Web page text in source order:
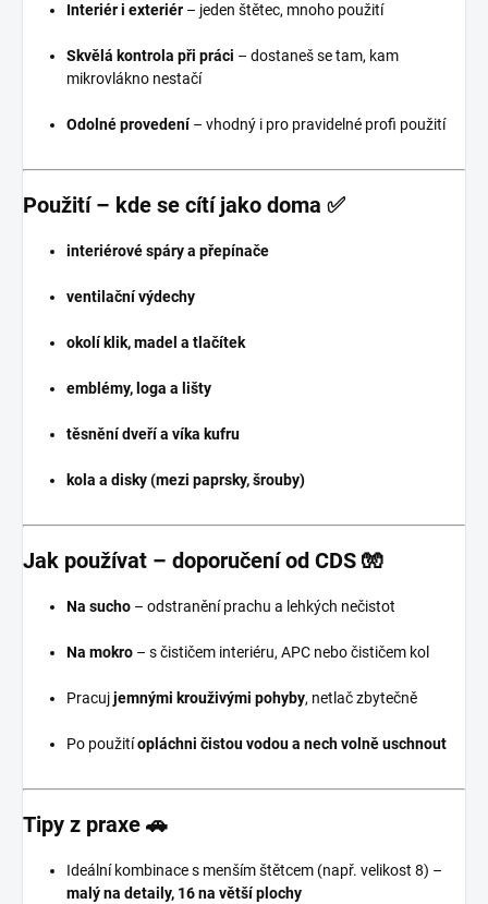
Interiér i exteriér – jeden štětec, mnoho použití
Skvělá kontrola při práci – dostaneš se tam, kam
mikrovlákno nestačí
Odolné provedení– vhodný i pro pravidelné profi použití
Použití – kde se cítí jako doma ✅
interiérové spáry a přepínače
ventilační výdechy
okolí klik, madel a tlačítek
emblémy, loga a lišty
těsnění dveří a víka kufru
kola a disky (mezi paprsky, šrouby)
Jak používat – doporučení od CDS 🧤
Na sucho – odstranění prachu a lehkých nečistot
Na mokro – s čističem interiéru, APC nebo čističem kol
Pracujjemnými krouživými pohyby, netlač zbytečně
Po použitíopláchni čistou vodou a nech volně uschnout
Tipy z praxe 🚗
Ideální kombinace s menším štětcem (např. velikost 8) –
malý na detaily, 16 na větší plochy